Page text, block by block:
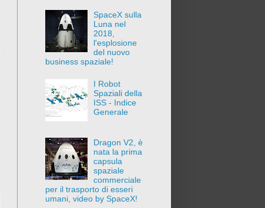
SpaceX sulla
Luna nel
2018,
l'esplosione
del nuovo
business spaziale!
I Robot
Spaziali della
ISS - Indice
Generale
Dragon V2, è
nata la prima
capsula
spaziale
commerciale
per il trasporto di esseri
umani, video by SpaceX!